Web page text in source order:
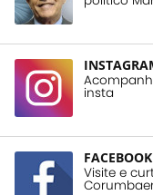
insta
FACEBOOK
Visite e